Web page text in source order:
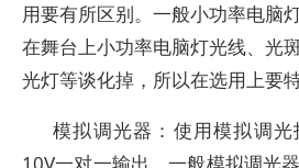
用要有所区别。一般小功率电脑
在舞台上小功率电脑灯光线、光
光灯等谈化掉，所以在选用上要特
模拟调光器：使用模拟调